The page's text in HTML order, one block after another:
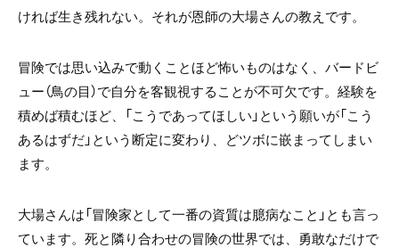
ければ生き残れない。それが恩師の大場さんの教えです。
冒険では思い込みで動くことほど怖いものはなく、バードビ
ュー（鳥の目）で自分を客観視することが不可欠です。経験を
積めば積むほど、「こうであってほしい」という願いが「こう
あるはずだ」という断定に変わり、どツボに嵌まってしまい
ます。
大場さんは「冒険家として一番の資質は臆病なこと」とも言っ
ています。死と隣り合わせの冒険の世界では、勇敢なだけで